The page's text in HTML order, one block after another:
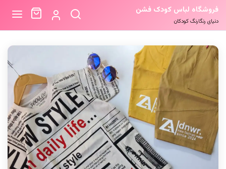
فروشگاه لباس کودک فشن
دنیای رنگارنگ کودکان